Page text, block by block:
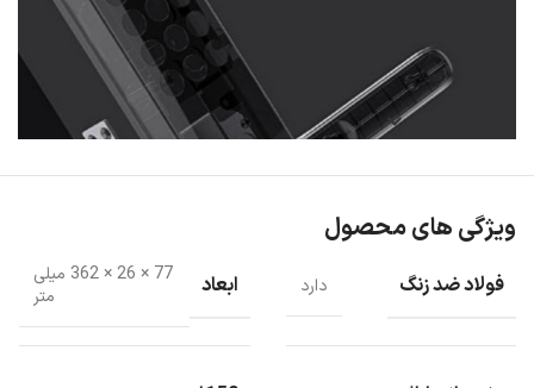
نمایش بیشتر
ویژگی های محصول
فولاد ضد زنگ دارد ابعاد
77 × 26 × 362 میلی
متر